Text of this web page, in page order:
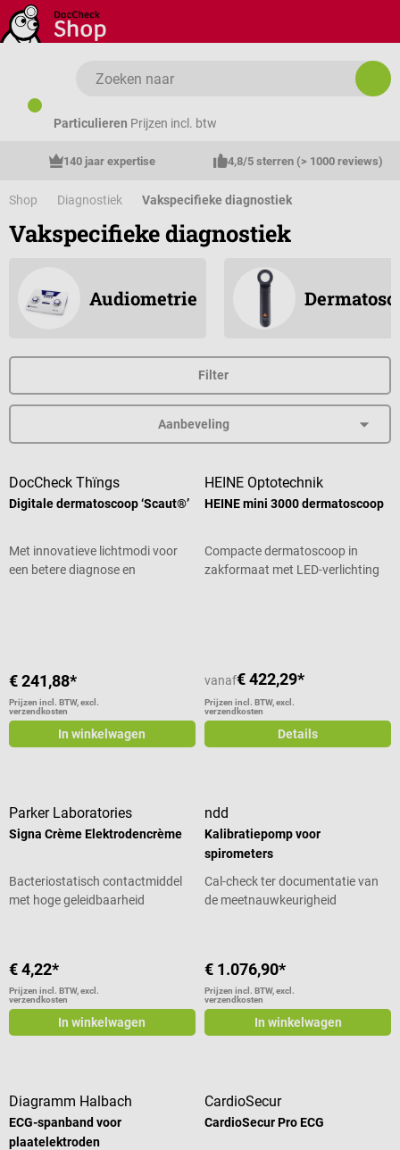
Ga naar de hoofdinhoud
Particulieren Prijzen incl. btw
140 jaar expertise 4,8/5 sterren (> 1000 reviews)
Shop Diagnostiek Vakspecifieke diagnostiek
Vakspecifieke diagnostiek
Audiometrie
Filter
DocCheck Thïngs
Digitale dermatoscoop ‘Scaut®’
Met innovatieve lichtmodi voor
een betere diagnose en
€ 241,88*
Prijzen incl. BTW, excl.
verzendkosten
In winkelwagen
HEINE Optotechnik
HEINE mini 3000 dermatoscoop
Compacte dermatoscoop in
zakformaat met LED-verlichting
vanaf€ 422,29*
Prijzen incl. BTW, excl.
verzendkosten
Details
Parker Laboratories
Signa Crème Elektrodencrème
Bacteriostatisch contactmiddel
met hoge geleidbaarheid
€ 4,22*
Prijzen incl. BTW, excl.
verzendkosten
In winkelwagen
ndd
Kalibratiepomp voor
spirometers
Cal-check ter documentatie van
de meetnauwkeurigheid
€ 1.076,90*
Prijzen incl. BTW, excl.
verzendkosten
In winkelwagen
Diagramm Halbach
ECG-spanband voor
plaatelektroden
CardioSecur
CardioSecur Pro ECG